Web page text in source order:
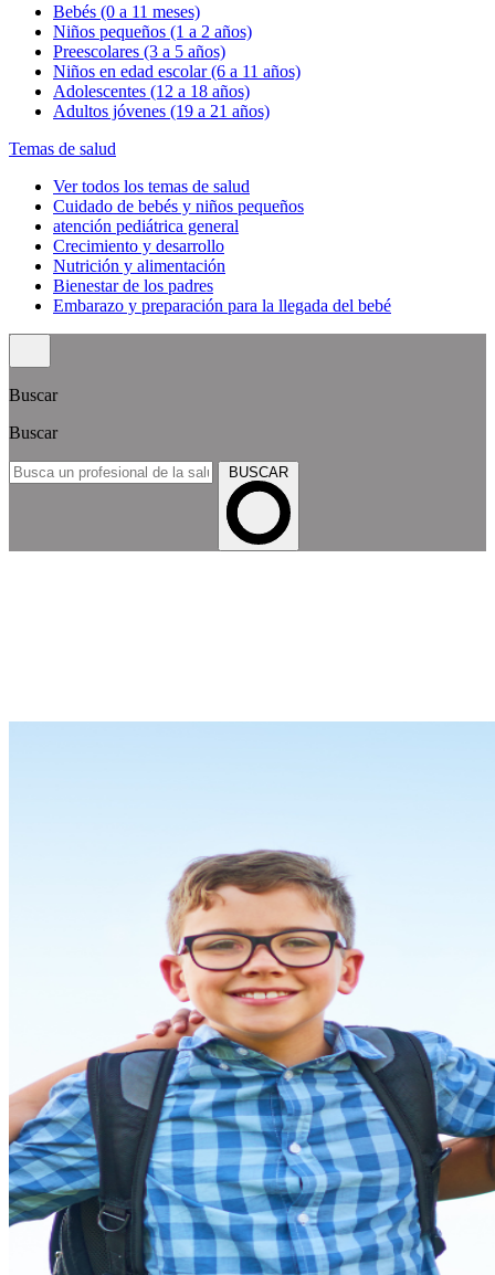
Bebés (0 a 11 meses)
Niños pequeños (1 a 2 años)
Preescolares (3 a 5 años)
Niños en edad escolar (6 a 11 años)
Adolescentes (12 a 18 años)
Adultos jóvenes (19 a 21 años)
Temas de salud
Ver todos los temas de salud
Cuidado de bebés y niños pequeños
atención pediátrica general
Crecimiento y desarrollo
Nutrición y alimentación
Bienestar de los padres
Embarazo y preparación para la llegada del bebé
Buscar
Buscar
BUSCAR